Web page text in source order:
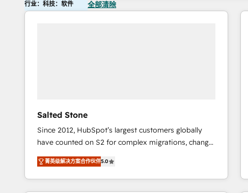
行业：科技：软件 全部清除
Salted Stone
Since 2012, HubSpot’s largest customers globally
have counted on S2 for complex migrations, change
management, systems integration, and creative
solutions that deliver measurable impact and
transform brand experiences As one of the few full-
service creative agencies in the HubSpot
菁英级解决方案合作伙伴5.0